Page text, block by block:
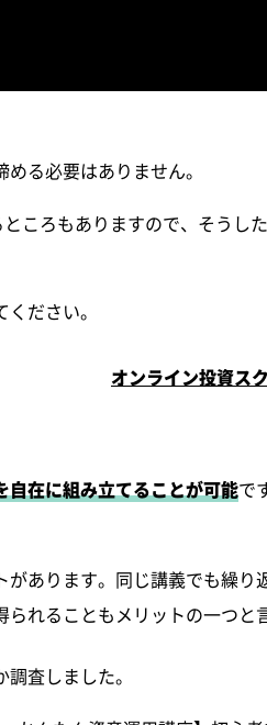
る必要はありません。
ころもありますので、そうし
ださい。
オンライン投資ス
自在に組み立てることが可能で
あります。同じ講義でも繰り
れることもメリットの一つと
査しました。